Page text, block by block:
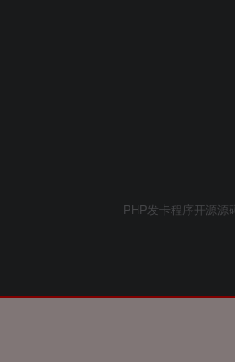
PHP发卡程序开源源